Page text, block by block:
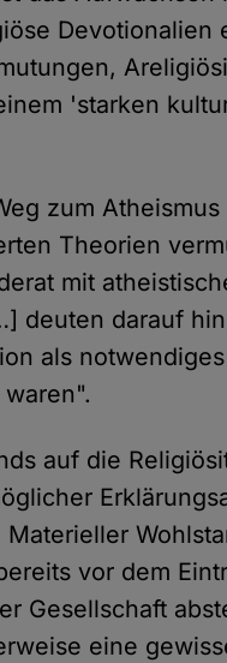
Devotionalien
'starken
zum
Theorien
mit
deuten darauf
als
auf die
vor dem
Gesellschaft
eine